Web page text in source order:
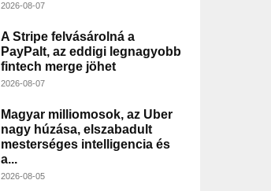
2026-08-07
A Stripe felvásárolná a
PayPalt, az eddigi legnagyobb
fintech merge jöhet
2026-08-07
Magyar milliomosok, az Uber
nagy húzása, elszabadult
mesterséges intelligencia és
a...
2026-08-05